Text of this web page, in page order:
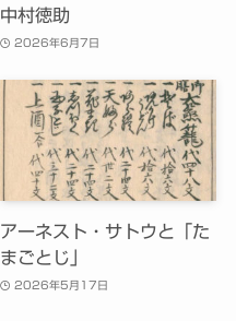
中村徳助
2026年6月7日
アーネスト・サトウと「た
まごとじ」
2026年5月17日